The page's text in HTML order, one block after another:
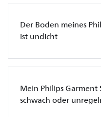
Der Boden meines
ist undicht
Mein Philips
schwach oder